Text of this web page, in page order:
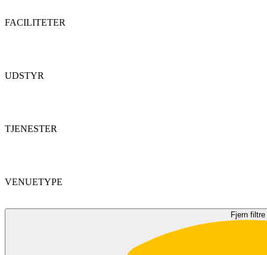
FACILITETER
UDSTYR
TJENESTER
VENUETYPE
Fjern filtre